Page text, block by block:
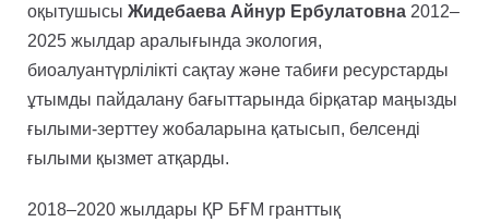
оқытушысы Жидебаева Айнур Ербулатовна 2012–
2025 жылдар аралығында экология,
биоалуантүрлілікті сақтау және табиғи ресурстарды
ұтымды пайдалану бағыттарында бірқатар маңызды
ғылыми-зерттеу жобаларына қатысып, белсенді
ғылыми қызмет атқарды.
2018–2020 жылдары ҚР БҒМ гранттық